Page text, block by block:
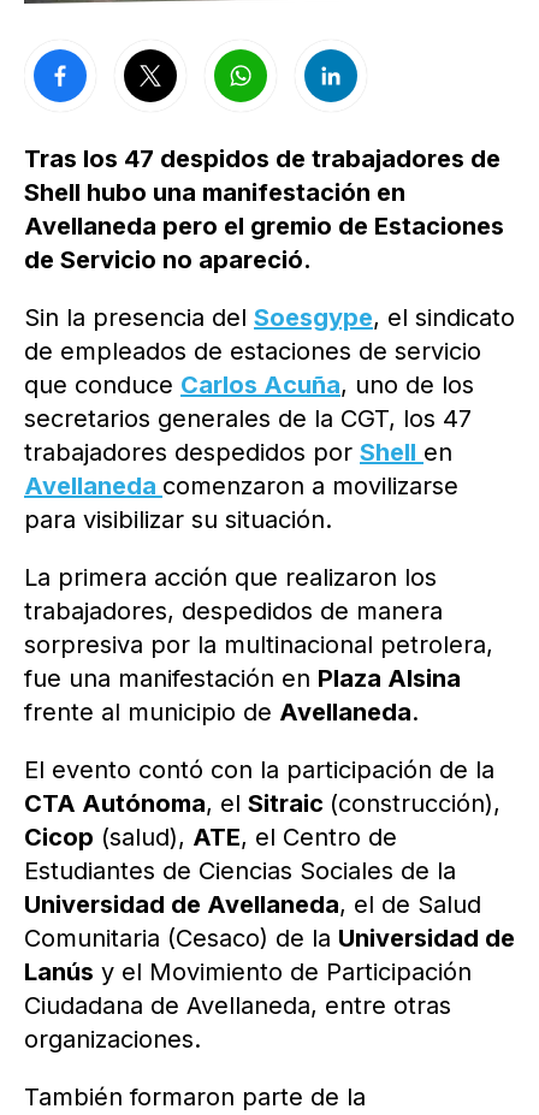
Tras los 47 despidos de trabajadores de
Shell hubo una manifestación en
Avellaneda pero el gremio de Estaciones
de Servicio no apareció.
Sin la presencia del Soesgype, el sindicato
de empleados de estaciones de servicio
que conduce Carlos Acuña, uno de los
secretarios generales de la CGT, los 47
trabajadores despedidos por Shell en
Avellaneda comenzaron a movilizarse
para visibilizar su situación.
La primera acción que realizaron los
trabajadores, despedidos de manera
sorpresiva por la multinacional petrolera,
fue una manifestación en Plaza Alsina
frente al municipio de Avellaneda.
El evento contó con la participación de la
CTA Autónoma, el Sitraic (construcción),
Cicop (salud), ATE, el Centro de
Estudiantes de Ciencias Sociales de la
Universidad de Avellaneda, el de Salud
Comunitaria (Cesaco) de la Universidad de
Lanús y el Movimiento de Participación
Ciudadana de Avellaneda, entre otras
organizaciones.
También formaron parte de la